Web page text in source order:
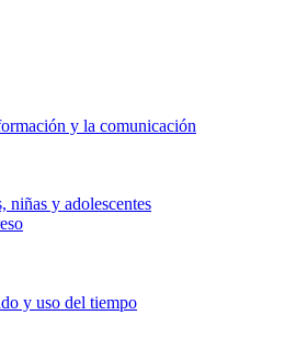
y la comunicación
niñas y adolescentes
y uso del tiempo